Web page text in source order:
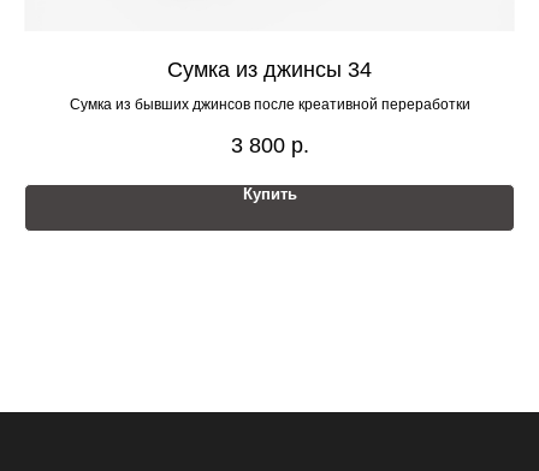
Сумка из джинсы 34
Сумка из бывших джинсов после креативной переработки
3 800 р.
Купить